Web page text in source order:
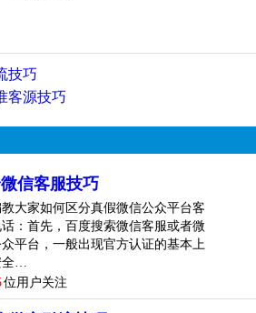
第一步：
开放给企业以及一些相关...
么传播和推广技巧
了淘宝客小程序制作和它的优势，但
，还要将它推广出去才行。就为大家
怎么传播，希望能够对大家有所帮
技巧
客源技巧
信客服技巧
大家如何区分真假微信公众平台客
话：首先，百度搜索微信客服或者微
平台，一般出现官方认证的基本上
…
位用户关注